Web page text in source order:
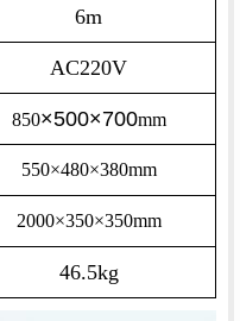
6m
AC220V
850×500×700mm
550×480×380mm
2000×350×350mm
46.5kg